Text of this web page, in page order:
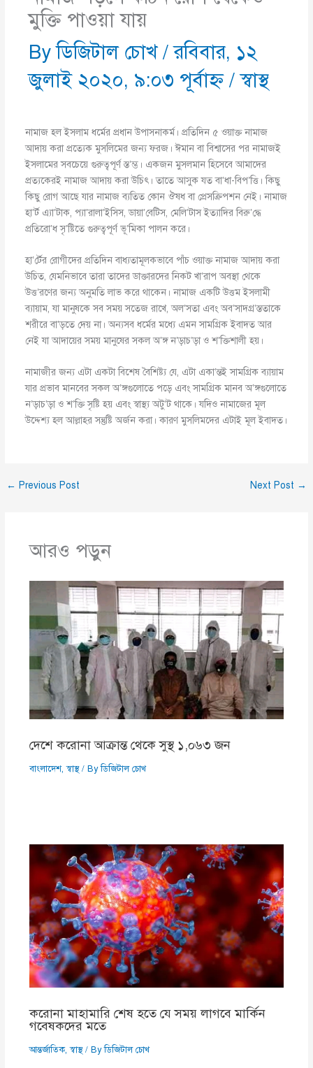
মুক্তি পাওয়া যায়
Byডিজিটাল চোখ/রবিবার, ১২
জুলাই ২০২০, ৯:০৩ পূর্বাহ্ণ/স্বাস্থ
নামাজ হল ইসলাম ধর্মের প্রধান উপাসনাকর্ম। প্রতিদিন ৫ ওয়াক্ত নামাজ
আদায় করা প্রত্যেক মুসলিমের জন্য ফরজ। ঈমান বা বিশ্বাসের পর নামাজই
ইসলামের সবচেয়ে গুরুত্বপূর্ণ স্ত’ম্ভ। একজন মুসলমান হিসেবে আমাদের
প্রত্যকেরই নামাজ আদায় করা উচিৎ। তাতে আসুক যত বা’ধা-বিপ’ত্তি। কিছু
কিছু রোগ আছে যার নামাজ ব্যতিত কোন ঔষধ বা প্রেসক্রিপশন নেই। নামাজ
হা’র্ট এ্যা’টাক, প্যা’রালা’ইসিস, ডায়া’বেটিস, মেলি’টাস ইত্যাদির বিরু’দ্ধে
প্রতিরো’ধ সৃ’ষ্টিতে গুরুত্বপূর্ণ ভূ’মিকা পালন করে।
হা’র্টের রোগীদের প্রতিদিন বাধ্যতামূলকভাবে পাঁচ ওয়াক্ত নামাজ আদায় করা
উচিত, যেমনিভাবে তারা তাদের ডাক্তারদের নিকট খা’রাপ অবস্থা থেকে
উত্ত’রণের জন্য অনুমতি লাভ করে থাকেন। নামাজ একটি উত্তম ইসলামী
ব্যায়াম, যা মানুষকে সব সময় সতেজ রাখে, অল’সতা এবং অব’সাদগ্র’স্ততাকে
শরীরে বা’ড়তে দেয় না। অন্যসব ধর্মের মধ্যে এমন সামগ্রিক ইবাদত আর
নেই যা আদায়ের সময় মানুষের সকল অ’ঙ্গ ন’ড়াচ’ড়া ও শ’ক্তিশালী হয়।
নামাজীর জন্য এটা একটা বিশেষ বৈশিষ্ট্য যে, এটা একা’ন্তই সামগ্রিক ব্যায়াম
যার প্রভাব মানবের সকল অ’ঙ্গগুলোতে পড়ে এবং সামগ্রিক মানব অ’ঙ্গগুলোতে
ন’ড়াচ’ড়া ও শ’ক্তি সৃষ্টি হয় এবং স্বাস্থ্য অটু’ট থাকে। যদিও নামাজের মূল
উদ্দেশ্য হল আল্লাহর সন্তুষ্টি অর্জন করা। কারণ মুসলিমদের এটাই মূল ইবাদত।
← Previous Post Next Post →
আরও পড়ুন
দেশে করোনা আক্রান্ত থেকে সুস্থ ১,০৬৩ জন
বাংলাদেশ,স্বাস্থ/ Byডিজিটাল চোখ
করোনা মাহামারি শেষ হতে যে সময় লাগবে মার্কিন
গবেষকদের মতে
আন্তর্জাতিক,স্বাস্থ/ Byডিজিটাল চোখ